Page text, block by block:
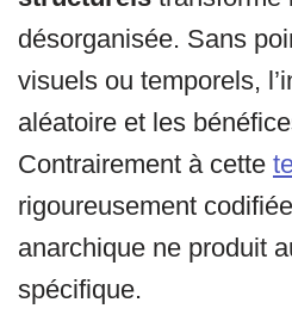
désorganisée. Sans
visuels ou temporels,
aléatoire et les
Contrairement à cette
rigoureusement
anarchique ne produit
spécifique.